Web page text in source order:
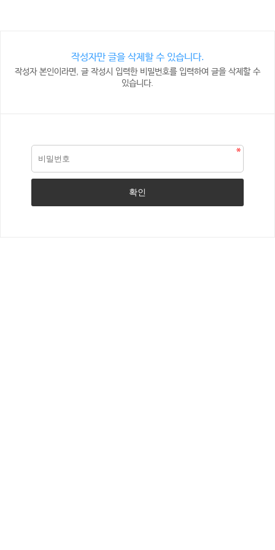
작성자만 글을 삭제할 수 있습니다.
작성자 본인이라면, 글 작성시 입력한 비밀번호를 입력하여 글을 삭제할 수
있습니다.